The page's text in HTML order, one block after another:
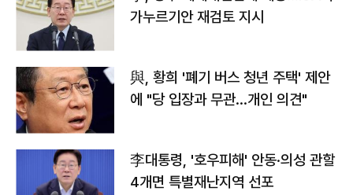
가누르기안 재검토 지시
與, 황희 '폐기 버스 청년 주택' 제안
에 "당 입장과 무관…개인 의견"
李대통령, '호우피해' 안동·의성 관할
4개면 특별재난지역 선포